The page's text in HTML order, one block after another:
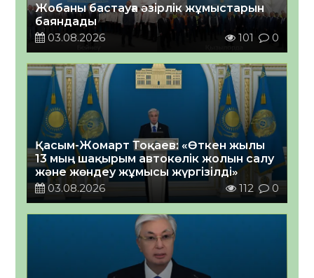
Жобаны бастауға әзірлік жұмыстарын
баяндады
03.08.2026
101 0
Қасым-Жомарт Тоқаев: «Өткен жылы
13 мың шақырым автокөлік жолын салу
және жөндеу жұмысы жүргізілді»
03.08.2026
112 0